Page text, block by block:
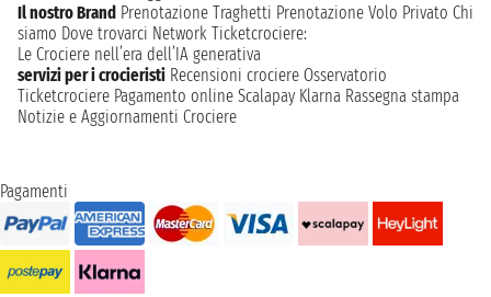
Il nostro Brand Prenotazione Traghetti Prenotazione Volo Privato Chi
siamo Dove trovarci Network Ticketcrociere:
Le Crociere nell’era dell’IA generativa
servizi per i crocieristi Recensioni crociere Osservatorio
Ticketcrociere Pagamento online Scalapay Klarna Rassegna stampa
Notizie e Aggiornamenti Crociere
Pagamenti